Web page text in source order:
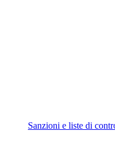
Sanzioni e liste di